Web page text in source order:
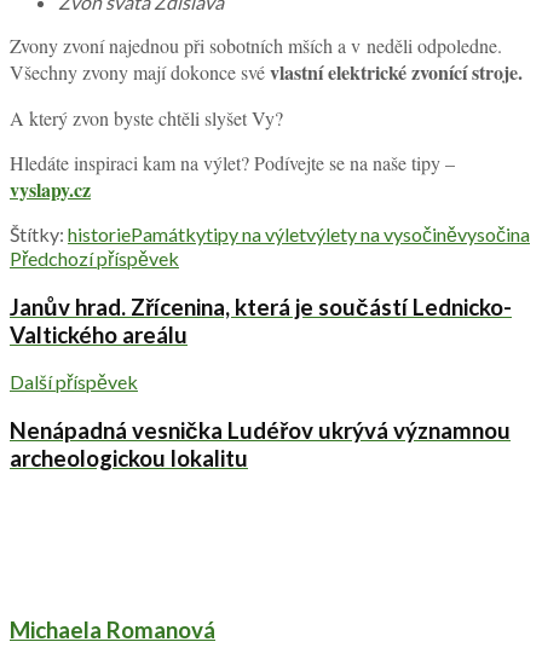
Zvony zvoní najednou při sobotních mších a v neděli odpoledne.
Všechny zvony mají dokonce svévlastní elektrické zvonící stroje.
A který zvon byste chtěli slyšet Vy?
Hledáte inspiraci kam na výlet? Podívejte se na naše tipy –
vyslapy.cz
Štítky: historiePamátkytipy na výletvýlety na vysočiněvysočina
Předchozí příspěvek
Janův hrad. Zřícenina, která je součástí Lednicko-
Valtického areálu
Další příspěvek
Nenápadná vesnička Ludéřov ukrývá významnou
archeologickou lokalitu
Michaela Romanová